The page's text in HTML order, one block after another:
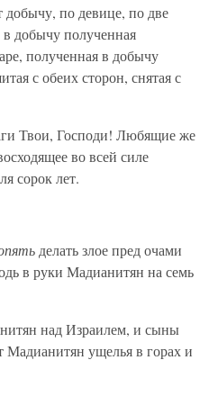
по девице, по две
добычу полученная
полученная в добычу
с обеих сторон, снятая с
Твои, Господи! Любящие же
во всей силе
сорок лет.
делать злое пред очами
в руки Мадианитян на семь
над Израилем, и сыны
Мадианитян ущелья в горах и